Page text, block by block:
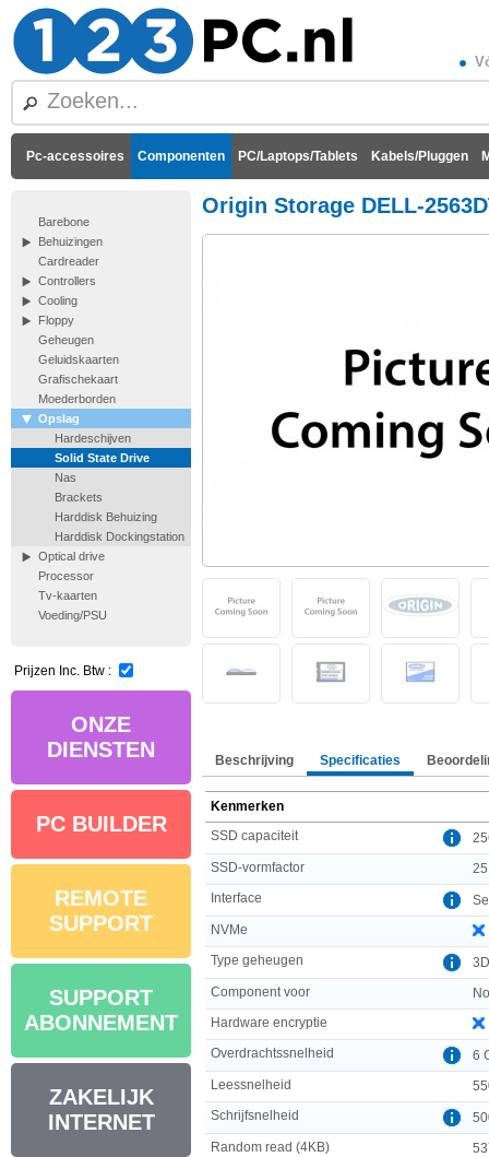
Pc-accessoires Componenten PC/Laptops/Tablets Kabels/Pluggen
Barebone
Behuizingen
Cardreader
Controllers
Cooling
Floppy
Geheugen
Geluidskaarten
Grafischekaart
Moederborden
Opslag
Hardeschijven
Solid State Drive
Nas
Brackets
Harddisk Behuizing
Harddisk Dockingstation
Optical drive
Processor
Tv-kaarten
Voeding/PSU
Prijzen Inc. Btw :
ONZE
DIENSTEN
PC BUILDER
REMOTE
SUPPORT
SUPPORT
ABONNEMENT
ZAKELIJK
INTERNET
Origin Storage DELL-
Beschrijving Specificaties
Kenmerken
SSD capaciteit
SSD-vormfactor
25
Interface
NVMe
Type geheugen
Component voor
Hardware encryptie
Overdrachtssnelheid
6
Leessnelheid
Schrijfsnelheid
Random read (4KB)